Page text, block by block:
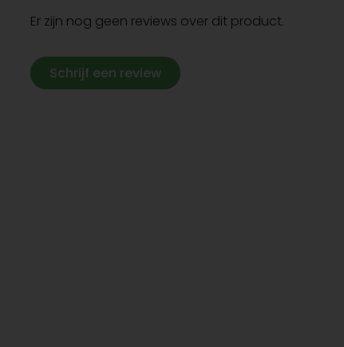
Er zijn nog geen reviews over dit product.
Schrijf een review